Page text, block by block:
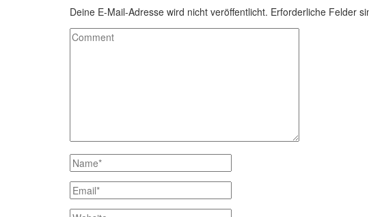
Deine E-Mail-Adresse wird nicht veröffentlicht. Erforderliche Felder